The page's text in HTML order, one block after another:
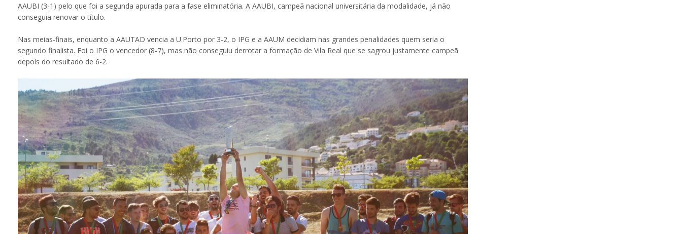
AAUBI (3-1) pelo que foi a segunda apurada para a fase eliminatória. A AAUBI, campeã nacional universitária da modalidade, já não
conseguia renovar o título.
Nas meias-finais, enquanto a AAUTAD vencia a U.Porto por 3-2, o IPG e a AAUM decidiam nas grandes penalidades quem seria o
segundo finalista. Foi o IPG o vencedor (8-7), mas não conseguiu derrotar a formação de Vila Real que se sagrou justamente campeã
depois do resultado de 6-2.